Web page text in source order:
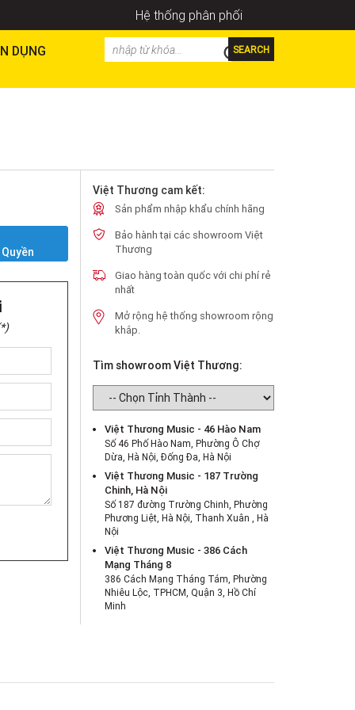
Hệ thống phân phối
DỤNG SEARCH
Việt Thương cam kết:
Sản phẩm nhập khẩu chính hãng
Bảo hành tại các showroom Việt
Thương
Giao hàng toàn quốc với chi phí rẻ
nhất
Mở rộng hệ thống showroom rộng
khắp.
Tìm showroom Việt Thương:
Việt Thương Music - 46 Hào Nam
Số 46 Phố Hào Nam, Phường Ô Chợ
Dừa, Hà Nội, Đống Đa, Hà Nội
Việt Thương Music - 187 Trường
Chinh, Hà Nội
Số 187 đường Trường Chinh, Phường
Phương Liệt, Hà Nội, Thanh Xuân , Hà
Nội
Việt Thương Music - 386 Cách
Mạng Tháng 8
386 Cách Mạng Tháng Tám, Phường
Nhiêu Lộc, TPHCM, Quận 3, Hồ Chí
Minh
Việt Thương Music - 180 Võ Thị Sáu